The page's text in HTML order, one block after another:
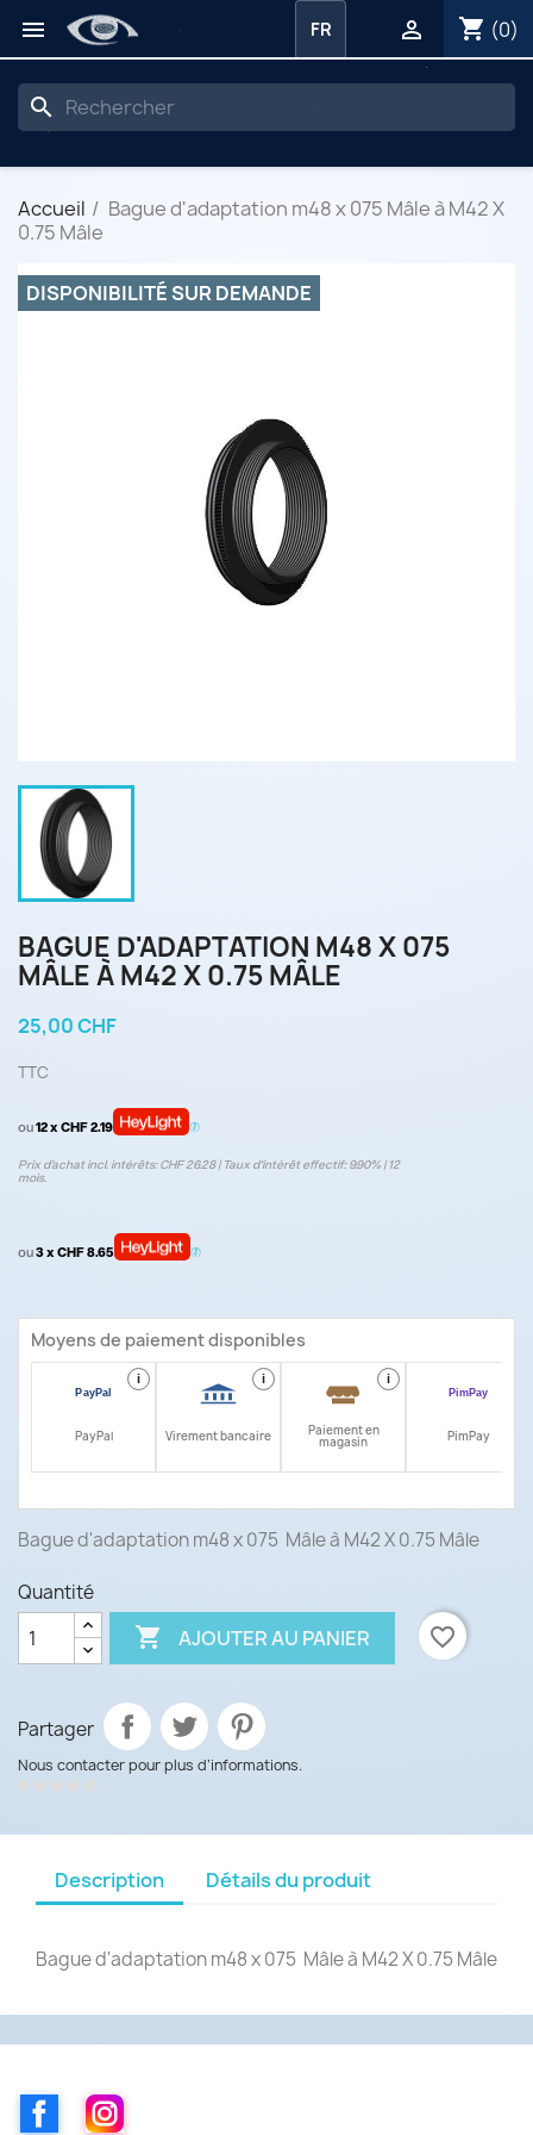
 shopping_cart (0)

FR
search
Accueil
Bague d'adaptation m48 x 075 Mâle à M42 X
0.75 Mâle
DISPONIBILITÉ SUR DEMANDE
BAGUE D'ADAPTATION M48 X 075
MÂLE À M42 X 0.75 MÂLE
25,00 CHF
TTC
ou12 x CHF 2.19
Prix d’achat incl. intérêts: CHF 26.28 | Taux d‘intérêt effectif: 9.90% | 12
mois.
ou3 x CHF 8.65
Moyens de paiement disponibles
i
PayPal
i
Virement bancaire
i
Paiement en
magasin PimPay
Bague d'adaptation m48 x 075 Mâle à M42 X 0.75 Mâle
Quantité
 AJOUTER AU PANIER favorite_border
Partager
Nous contacter pour plus d’informations.
Description Détails du produit
Bague d'adaptation m48 x 075 Mâle à M42 X 0.75 Mâle
FacebookInstagram